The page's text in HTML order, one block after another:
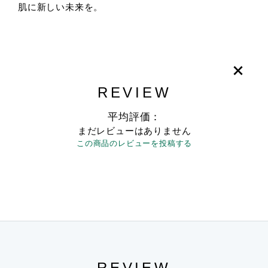
肌に新しい未来を。
REVIEW
平均評価：
まだレビューはありません
この商品のレビューを投稿する